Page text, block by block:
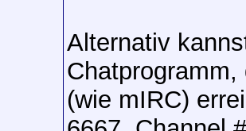
Alternativ
(wie mIRC)